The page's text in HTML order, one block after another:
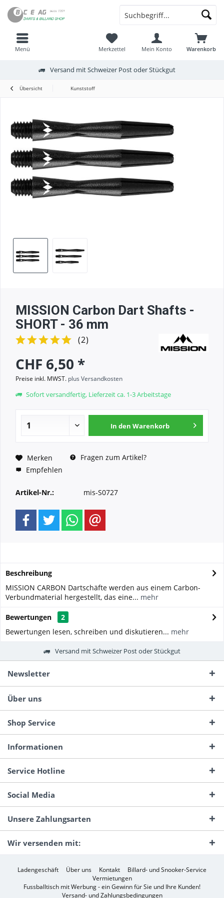
Menü Warenkorb
Merkzettel Mein Konto
Versand mit Schweizer Post oder Stückgut
Übersicht Kunststoff
MISSION Carbon Dart Shafts -
SHORT - 36 mm
(2)
CHF 6,50 *
Preise inkl. MWST. plus Versandkosten
Sofort versandfertig, Lieferzeit ca. 1-3 Arbeitstage
In den Warenkorb
Merken
Fragen zum Artikel?
Empfehlen
Artikel-Nr.: mis-S0727
Beschreibung
MISSION CARBON Dartschäfte werden aus einem Carbon-
Verbundmaterial hergestellt, das eine... mehr
Bewertungen
2
Bewertungen lesen, schreiben und diskutieren... mehr
Versand mit Schweizer Post oder Stückgut
Newsletter
Über uns
Shop Service
Informationen
Service Hotline
Social Media
Unsere Zahlungsarten
Wir versenden mit:
Ladengeschäft Über uns Kontakt
Billard- und Snooker-Service
Vermietungen
Fussballtisch mit Werbung - ein Gewinn für Sie und Ihre Kunden!
Versand- und Zahlungsbedingungen